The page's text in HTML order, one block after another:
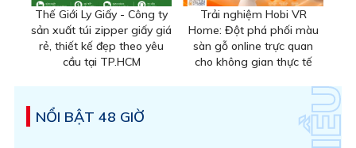
Thế Giới Ly Giấy - Công ty
sản xuất túi zipper giấy giá
rẻ, thiết kế đẹp theo yêu
cầu tại TP.HCM
Trải nghiệm Hobi VR
Home: Đột phá phối màu
sàn gỗ online trực quan
cho không gian thực tế
NỔI BẬT 48 GIỜ